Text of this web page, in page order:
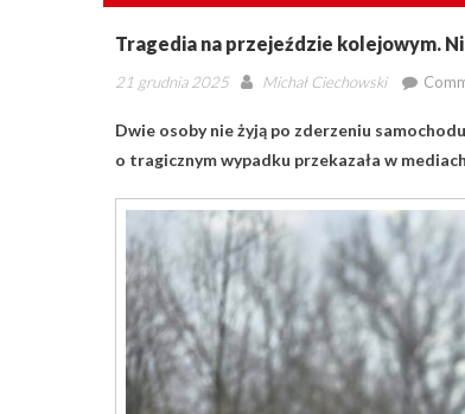
Tragedia na przejeździe kolejowym.
Posted
21 grudnia 2025 Author
Michał Ciechowski
Dwie osoby nie żyją po zderzeniu
o tragicznym wypadku przekazała w